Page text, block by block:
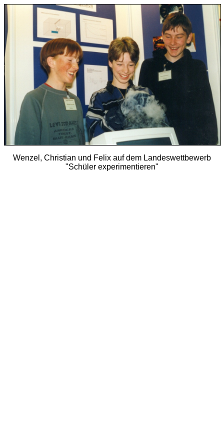
Wenzel, Christian und Felix auf dem Landeswettbewerb
"Schüler experimentieren"